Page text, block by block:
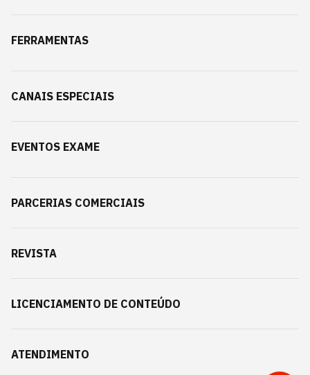
FERRAMENTAS
CANAIS ESPECIAIS
EVENTOS EXAME
PARCERIAS COMERCIAIS
REVISTA
LICENCIAMENTO DE CONTEÚDO
ATENDIMENTO